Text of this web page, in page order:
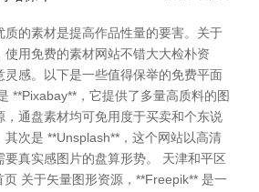
质的素材是提高作品性量的要害。关于
使用免费的素材网站不错大大检朴资
灵感。以下是一些值得保举的免费平面
**Pixabay**，它提供了多量高质料的图
，通盘素材均可免用度于买卖和个东说
次是 **Unsplash**，这个网站以高清
要真实感图片的盘算形势。 天津和平区
关于矢量图形资源，**Freepik** 是一